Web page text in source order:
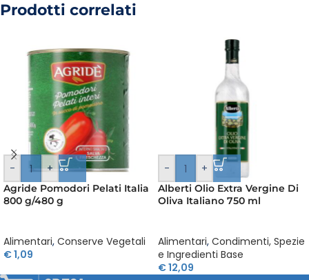
Prodotti correlati
- +
Agride Pomodori Pelati Italia
800 g/480 g
Alimentari, Conserve Vegetali
€1,09
- +
Alberti Olio Extra Vergine Di
Oliva Italiano 750 ml
Alimentari, Condimenti, Spezie
e Ingredienti Base
€12,09